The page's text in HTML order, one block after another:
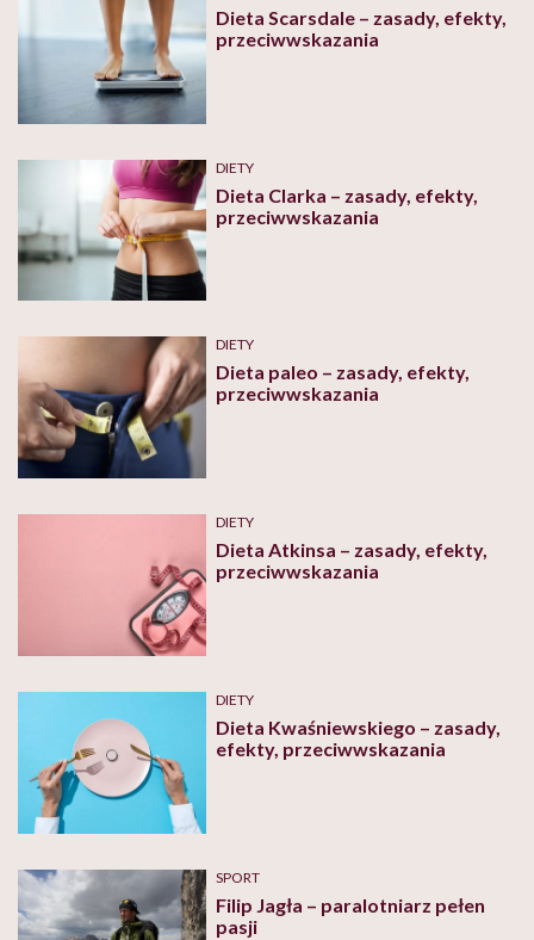
Dieta Scarsdale – zasady, efekty,
przeciwwskazania
DIETY
Dieta Clarka – zasady, efekty,
przeciwwskazania
DIETY
Dieta paleo – zasady, efekty,
przeciwwskazania
DIETY
Dieta Atkinsa – zasady, efekty,
przeciwwskazania
DIETY
Dieta Kwaśniewskiego – zasady,
efekty, przeciwwskazania
SPORT
Filip Jagła – paralotniarz pełen
pasji